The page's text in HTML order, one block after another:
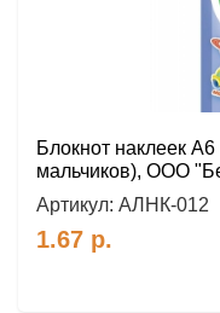
Блокнот наклеек
мальчиков), ООО
Артикул: АЛНК-012
1.67 р.